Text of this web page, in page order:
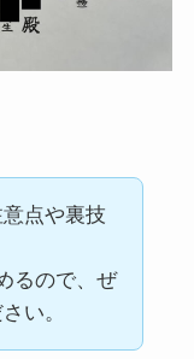
点や裏技
るので、ぜ
い。